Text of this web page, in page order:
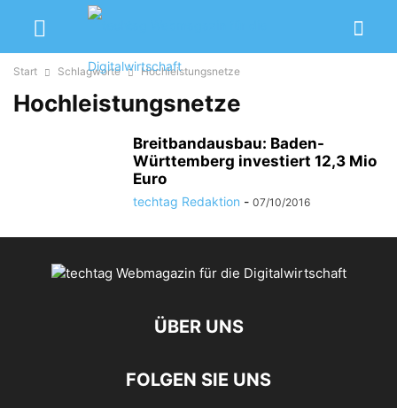
Start Schlagworte Hochleistungsnetze
Hochleistungsnetze
Breitbandausbau: Baden-
Württemberg investiert 12,3 Mio
Euro
techtag Redaktion - 07/10/2016
ÜBER UNS
FOLGEN SIE UNS